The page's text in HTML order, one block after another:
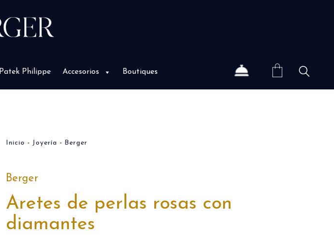
Patek Philippe Accesorios Boutiques
Inicio Joyería Berger
Berger
Aretes de perlas rosas con
diamantes